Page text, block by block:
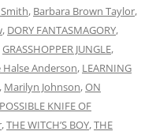
, Barbara Brown Taylor,
, DORY FANTASMAGORY,
GRASSHOPPER JUNGLE,
Halse Anderson, LEARNING
, Marilyn Johnson,ON
KNIFE OF
,THE WITCH’S BOY,THE